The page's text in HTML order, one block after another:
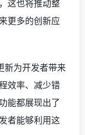
这也将推动整
更多的创新应
新为开发者带来
效率、减少错
能都展现出了
者能够利用这